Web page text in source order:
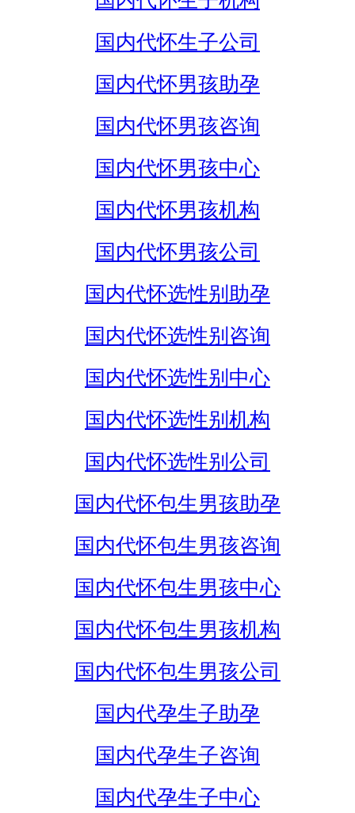
国内代怀生子公司
国内代怀男孩助孕
国内代怀男孩咨询
国内代怀男孩中心
国内代怀男孩机构
国内代怀男孩公司
国内代怀选性别助孕
国内代怀选性别咨询
国内代怀选性别中心
国内代怀选性别机构
国内代怀选性别公司
国内代怀包生男孩助孕
国内代怀包生男孩咨询
国内代怀包生男孩中心
国内代怀包生男孩机构
国内代怀包生男孩公司
国内代孕生子助孕
国内代孕生子咨询
国内代孕生子中心